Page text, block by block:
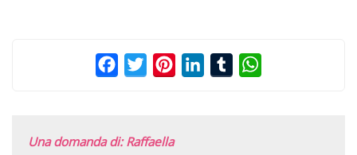
FacebookTwitterPinterestLinkedInTumblr
Una domanda di: Raffaella